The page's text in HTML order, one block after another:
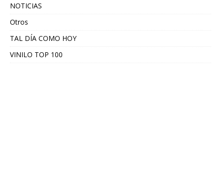
NOTICIAS
Otros
TAL DÍA COMO HOY
VINILO TOP 100